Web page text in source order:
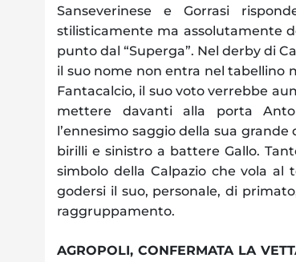
Sanseverinese e Gorrasi
stilisticamente ma assolutamente
punto dal “Superga”. Nel derby di
il suo nome non entra nel tabellino
Fantacalcio, il suo voto verrebbe
mettere davanti alla porta
l’ennesimo saggio della sua
birilli e sinistro a battere Gallo.
simbolo della Calpazio che vola al
godersi il suo, personale, di
raggruppamento.
AGROPOLI, CONFERMATA LA